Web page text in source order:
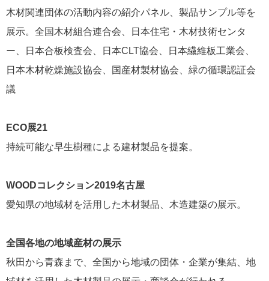
木材関連団体の活動内容の紹介パネル、製品サンプル等を
展示。全国木材組合連合会、日本住宅・木材技術センタ
ー、日本合板検査会、日本CLT協会、日本繊維板工業会、
日本木材乾燥施設協会、国産材製材協会、緑の循環認証会
議
ECO展21
持続可能な早生樹種による建材製品を提案。
WOODコレクション2019名古屋
愛知県の地域材を活用した木材製品、木造建築の展示。
全国各地の地域産材の展示
秋田から青森まで、全国から地域の団体・企業が集結、地